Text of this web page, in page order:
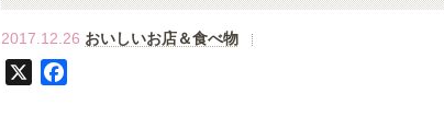
2017.12.26 おいしいお店＆食べ物